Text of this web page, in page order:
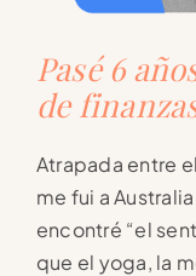
Pasé 6
de
Atrapada entre
me fui a
encontré “el
que el yoga, la